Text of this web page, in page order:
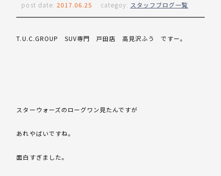
post date: 2017.06.25 categoy: スタッフブログ一覧
T.U.C.GROUP SUV専門 戸田店 高見沢ふう ですー。
スターウォーズのローグワン見たんですが
あれやばいですね。
面白すぎました。